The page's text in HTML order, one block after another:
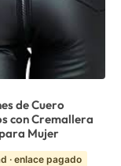
de Cuero
con Cremallera
Mujer
· enlace pagado